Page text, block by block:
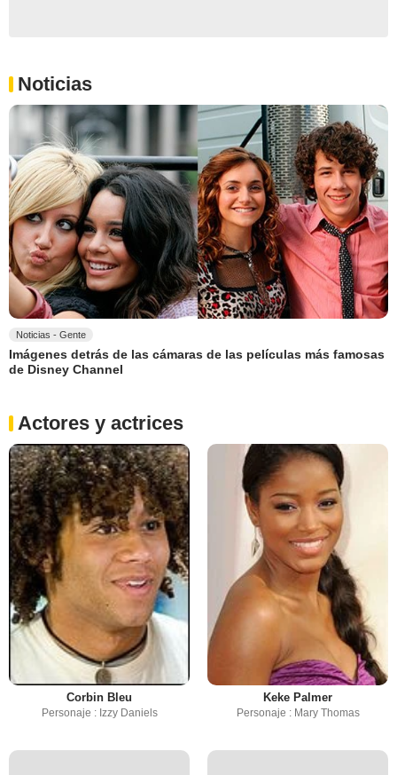
Noticias
Noticias - Gente
Imágenes detrás de las cámaras de las películas más famosas
de Disney Channel
Actores y actrices
Corbin Bleu
Personaje : Izzy Daniels
Keke Palmer
Personaje : Mary Thomas